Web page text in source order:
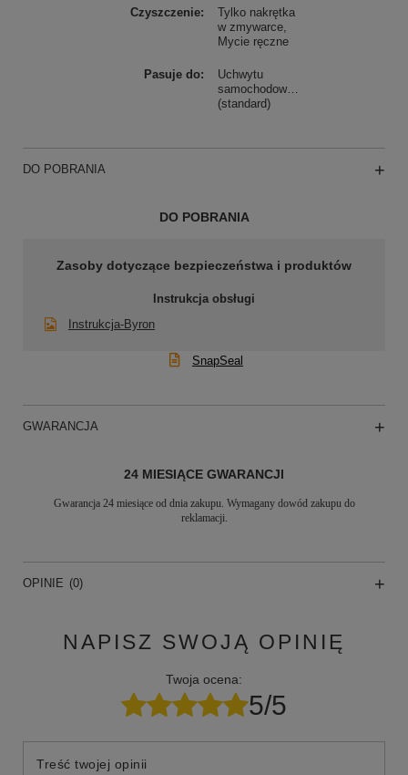
Czyszczenie
Tylko nakrętka
w zmywarce
Mycie ręczne
Pasuje do
Uchwytu
samochodowego
(standard)
DO POBRANIA
DO POBRANIA
Zasoby dotyczące bezpieczeństwa i produktów
Instrukcja obsługi
Instrukcja-Byron
SnapSeal
GWARANCJA
24 MIESIĄCE GWARANCJI
Gwarancja 24 miesiące od dnia zakupu. Wymagany dowód zakupu do
reklamacji.
OPINIE (0)
NAPISZ SWOJĄ OPINIĘ
Twoja ocena:
5/5
Treść twojej opinii